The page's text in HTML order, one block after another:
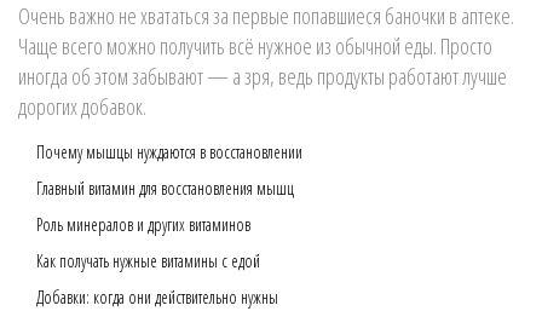
Очень важно не хвататься за первые попавшиеся баночки в аптеке.
Чаще всего можно получить всё нужное из обычной еды. Просто
иногда об этом забывают — а зря, ведь продукты работают лучше
дорогих добавок.
Почему мышцы нуждаются в восстановлении
Главный витамин для восстановления мышц
Роль минералов и других витаминов
Как получать нужные витамины с едой
Добавки: когда они действительно нужны